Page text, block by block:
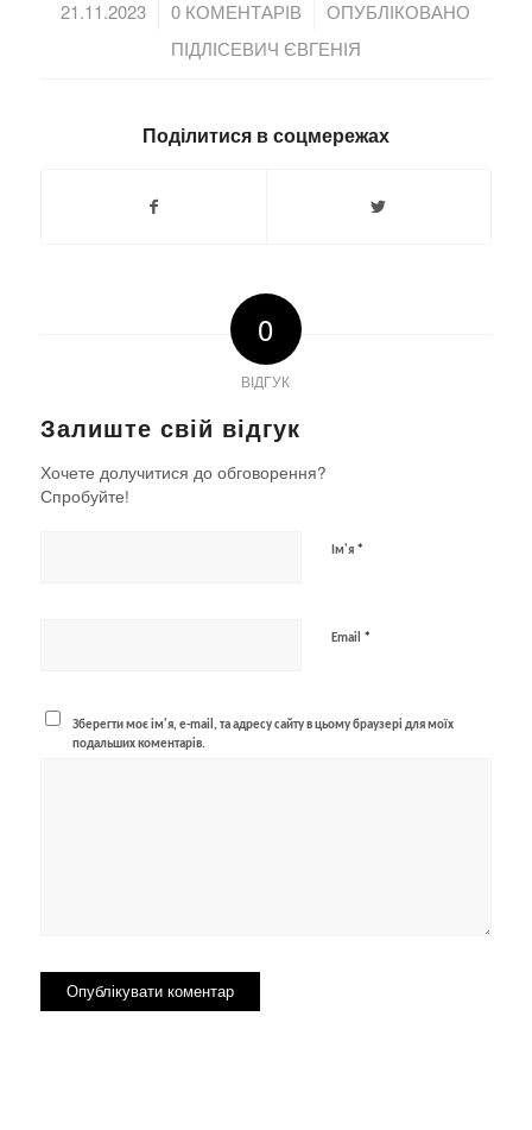
21.11.2023
/ 0 КОМЕНТАРІВ
/
ОПУБЛІКОВАНО
ПІДЛІСЕВИЧ ЄВГЕНІЯ
Поділитися в соцмережах
0
ВІДГУК
Залиште свій відгук
Хочете долучитися до обговорення?
Спробуйте!
Ім'я *
Email *
Зберегти моє ім'я, e-mail, та адресу сайту в цьому браузері для моїх
подальших коментарів.